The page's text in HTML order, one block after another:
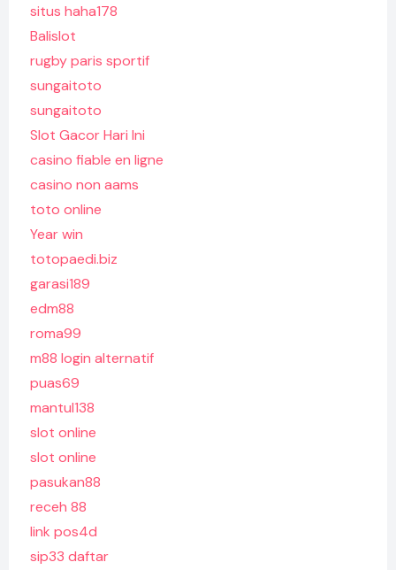
situs haha178
Balislot
rugby paris sportif
sungaitoto
sungaitoto
Slot Gacor Hari Ini
casino fiable en ligne
casino non aams
toto online
Year win
totopaedi.biz
garasi189
edm88
roma99
m88 login alternatif
puas69
mantul138
slot online
slot online
pasukan88
receh 88
link pos4d
sip33 daftar